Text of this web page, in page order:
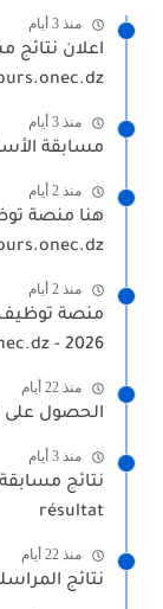
منذ 3 أيام
اعلان نتائج
منذ 3 أيام
مسابقة الأساتذة
منذ 2 أيام
منذ 2 أيام
منصة توظيف
2026 - concours.onec.dz
منذ 22 أيام
الحصول على
منذ 3 أيام
résultat
منذ 22 أيام
نتائج المراسلة 2026 onefd.edu.dz resultat